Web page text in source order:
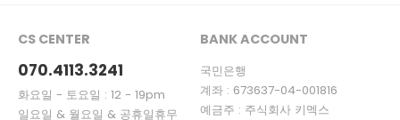
CS CENTER
070.4113.3241
화요일 - 토요일 : 12 - 19pm
일요일 & 월요일 & 공휴일휴무
BANK ACCOUNT
국민은행
계좌 : 673637-04-001816
예금주 : 주식회사 키멕스